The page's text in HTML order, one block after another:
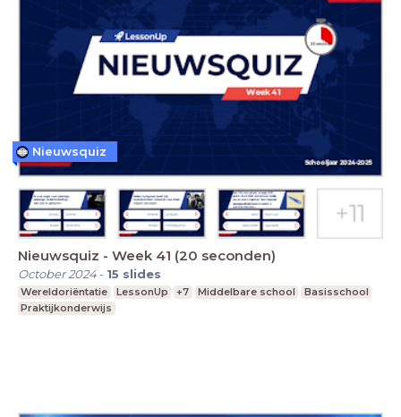
Nieuwsquiz - Week 41 (20 seconden)
October 2024- 15 slides
Wereldoriëntatie LessonUp +7 Middelbare school
Basisschool
Praktijkonderwijs
Nieuwsquiz